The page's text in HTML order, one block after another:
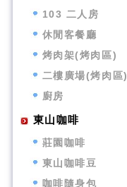
103 二人房
休閒客餐廳
烤肉架(烤肉區)
二樓廣場(烤肉區)
廚房
東山咖啡
莊園咖啡
東山咖啡豆
咖啡隨身包